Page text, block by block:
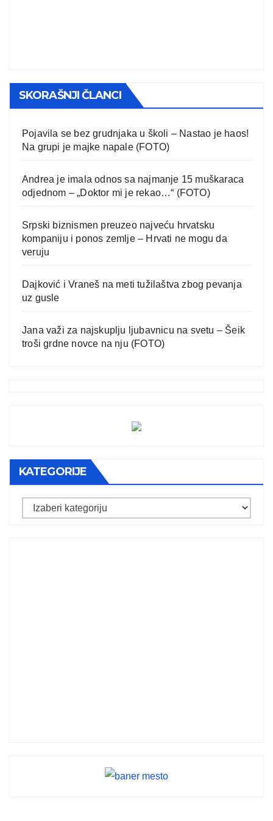
SKORAŠNJI ČLANCI
Pojavila se bez grudnjaka u školi – Nastao je haos!
Na grupi je majke napale (FOTO)
Andrea je imala odnos sa najmanje 15 muškaraca
odjednom – „Doktor mi je rekao…“ (FOTO)
Srpski biznismen preuzeo najveću hrvatsku
kompaniju i ponos zemlje – Hrvati ne mogu da
veruju
Dajković i Vraneš na meti tužilaštva zbog pevanja
uz gusle
Jana važi za najskuplju ljubavnicu na svetu – Šeik
troši grdne novce na nju (FOTO)
KATEGORIJE
Kategorije